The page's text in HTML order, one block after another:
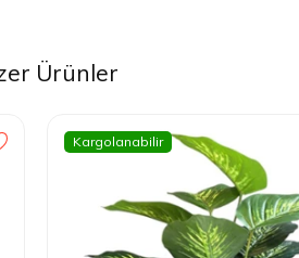
Ürünler
Kargolanabilir